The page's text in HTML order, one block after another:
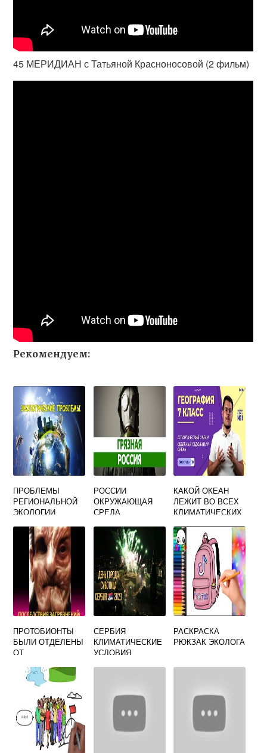
45 МЕРИДИАН с Татьяной Красноносовой (2 фильм)
Рекомендуем:
ПРОБЛЕМЫ
РЕГИОНАЛЬНОЙ
ЭКОЛОГИИ
РОССИИ
ОКРУЖАЮЩАЯ
СРЕДА
КАКОЙ ОКЕАН
ЛЕЖИТ ВО ВСЕХ
КЛИМАТИЧЕСКИХ
ПРОТОБИОНТЫ
БЫЛИ ОТДЕЛЕНЫ
ОТ
СРЕДЫ
СЕРБИЯ
КЛИМАТИЧЕСКИЕ
УСЛОВИЯ
РАСКРАСКА
РЮКЗАК ЭКОЛОГА